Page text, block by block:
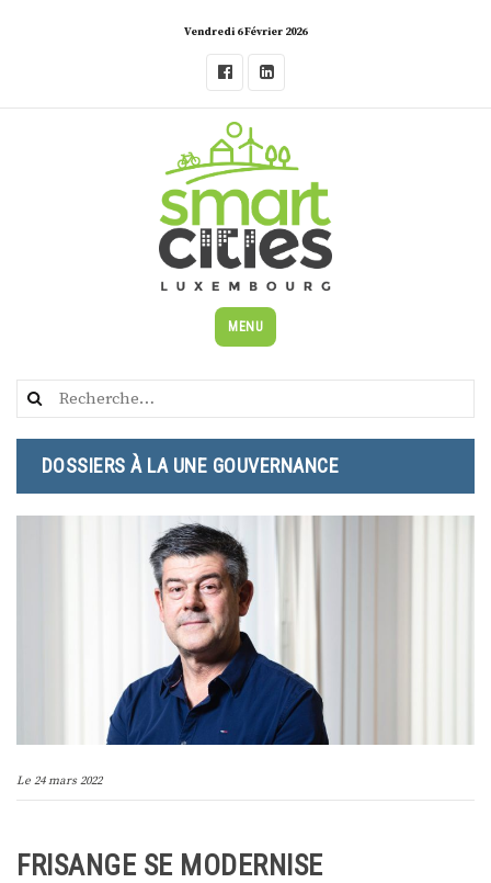
Vendredi 6 Février 2026
MENU
Rechercher :
DOSSIERS À LA UNE GOUVERNANCE
Le 24 mars 2022
FRISANGE SE MODERNISE